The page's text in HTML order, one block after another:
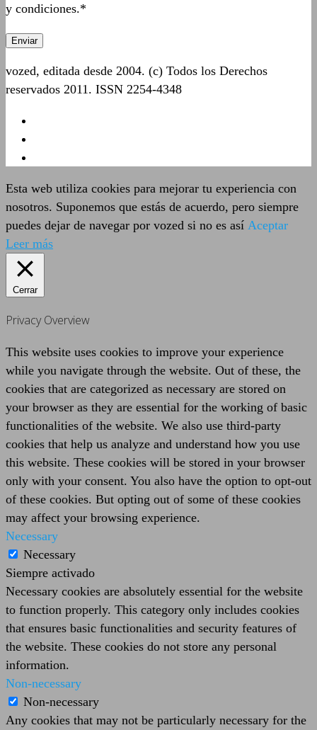
y condiciones.*
vozed, editada desde 2004. (c) Todos los Derechos
reservados 2011. ISSN 2254-4348
Esta web utiliza cookies para mejorar tu experiencia con
nosotros. Suponemos que estás de acuerdo, pero siempre
puedes dejar de navegar por vozed si no es así Aceptar
Leer más
Cerrar
Privacy Overview
This website uses cookies to improve your experience
while you navigate through the website. Out of these, the
cookies that are categorized as necessary are stored on
your browser as they are essential for the working of basic
functionalities of the website. We also use third-party
cookies that help us analyze and understand how you use
this website. These cookies will be stored in your browser
only with your consent. You also have the option to opt-out
of these cookies. But opting out of some of these cookies
may affect your browsing experience.
Necessary
Necessary
Siempre activado
Necessary cookies are absolutely essential for the website
to function properly. This category only includes cookies
that ensures basic functionalities and security features of
the website. These cookies do not store any personal
information.
Non-necessary
Non-necessary
Any cookies that may not be particularly necessary for the